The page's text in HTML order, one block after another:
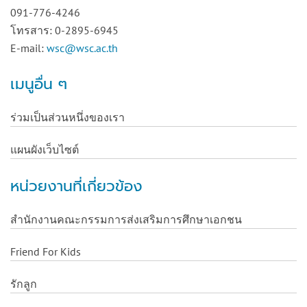
091-776-4246
โทรสาร: 0-2895-6945
E-mail: wsc@wsc.ac.th
เมนูอื่น ๆ
ร่วมเป็นส่วนหนึ่งของเรา
แผนผังเว็บไซต์
หน่วยงานที่เกี่ยวข้อง
สำนักงานคณะกรรมการส่งเสริมการศึกษาเอกชน
Friend For Kids
รักลูก